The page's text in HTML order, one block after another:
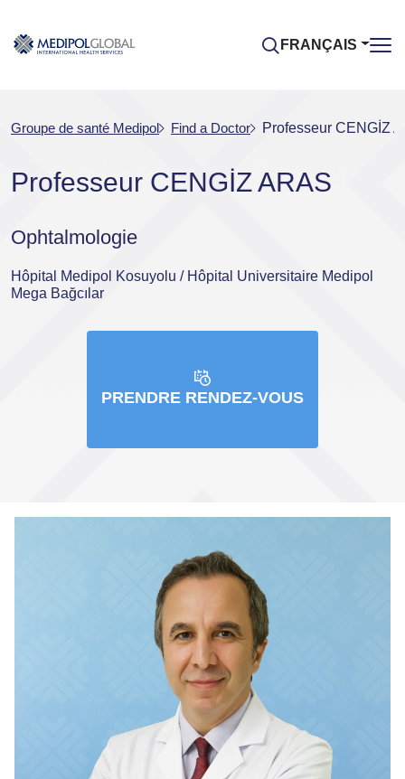
FRANÇAIS
Groupe de santé Medipol Find a Doctor Professeur CENGİZ
Professeur CENGİZ ARAS
Ophtalmologie
Hôpital Medipol Kosuyolu / Hôpital Universitaire Medipol
Mega Bağcılar
PRENDRE RENDEZ-VOUS